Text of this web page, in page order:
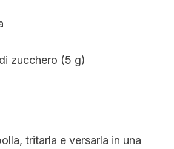
zucchero (5 g)
tritarla e versarla in una